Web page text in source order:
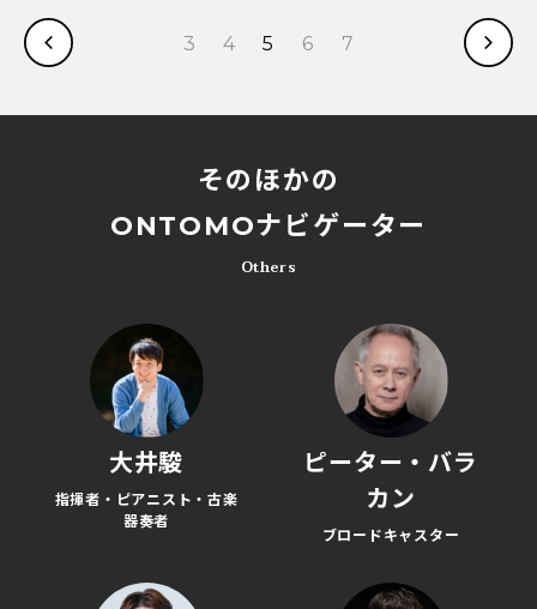
3 4 5 6 7
そのほかの
ONTOMOナビゲーター
Others
大井駿
指揮者・ピアニスト・古楽
器奏者
ピーター・バラ
カン
ブロードキャスター